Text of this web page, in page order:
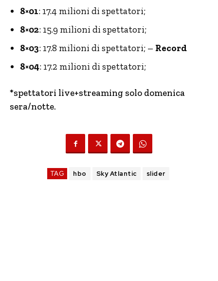
8×01: 17.4 milioni di spettatori;
8×02: 15.9 milioni di spettatori;
8×03: 17.8 milioni di spettatori; – Record
8×04: 17.2 milioni di spettatori;
*spettatori live+streaming solo domenica
sera/notte.
TAG hbo Sky Atlantic slider